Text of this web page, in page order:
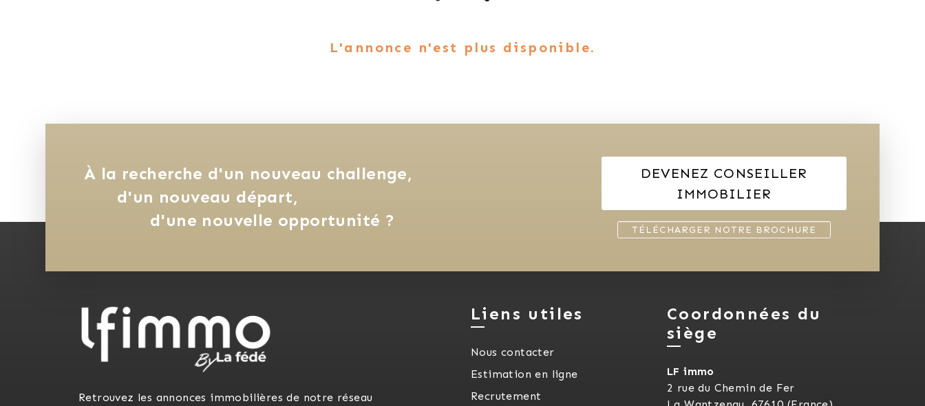
L'annonce n'est plus disponible.
À la recherche d'un nouveau challenge,
d'un nouveau départ,
d'une nouvelle opportunité ?
DEVENEZ CONSEILLER
IMMOBILIER
TÉLÉCHARGER NOTRE BROCHURE
Retrouvez les annonces immobilières de notre réseau
Liens utiles
Nous contacter
Estimation en ligne
Recrutement
Coordonnées du
siège
LF immo
2 rue du Chemin de Fer